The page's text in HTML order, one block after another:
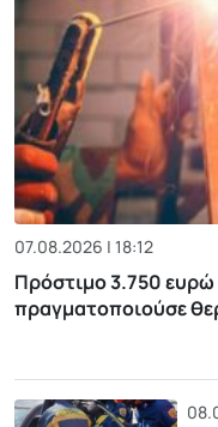
07.08.2026 | 18:12
Πρόστιμο 3.750
πραγματοποιούσε